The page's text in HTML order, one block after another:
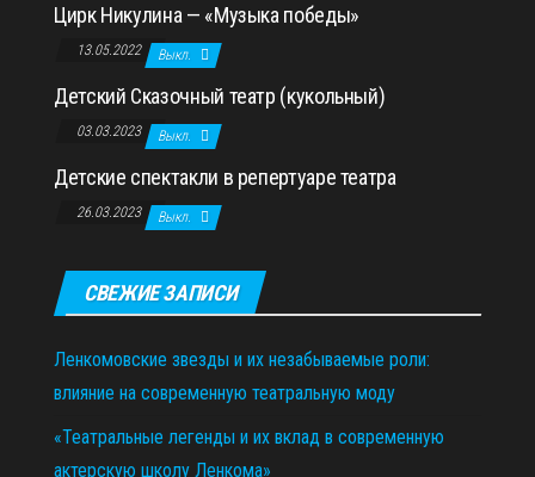
Цирк Никулина — «Музыка победы»
13.05.2022 Выкл.
Детский Сказочный театр (кукольный)
03.03.2023 Выкл.
Детские спектакли в репертуаре театра
26.03.2023 Выкл.
СВЕЖИЕ ЗАПИСИ
Ленкомовские звезды и их незабываемые роли:
влияние на современную театральную моду
«Театральные легенды и их вклад в современную
актерскую школу Ленкома»